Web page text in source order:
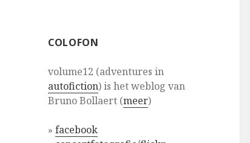
COLOFON
volume12 (adventures in
autofiction) is het weblog van
Bruno Bollaert (meer)
»facebook